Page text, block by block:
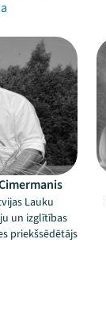
Lauku
un izglītības
priekšsēdētājs